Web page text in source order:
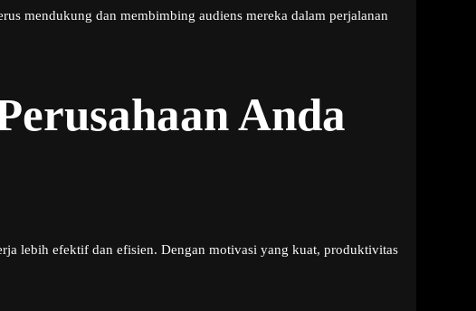
mendukung dan membimbing audiens mereka dalam perjalanan
Anda
lebih efektif dan efisien. Dengan motivasi yang kuat, produktivitas